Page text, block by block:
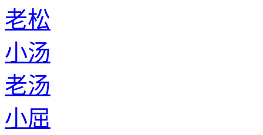
老松
小汤
老汤
小屈